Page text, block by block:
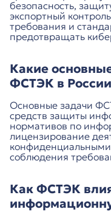
безопасность,
экспортный
требования и
предотвращать
Какие
ФСТЭК в
Основные задачи
средств защиты
нормативов по
лицензирование
соблюдения
Как ФСТЭК